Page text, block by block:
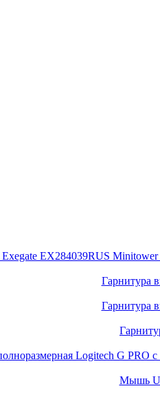
Exegate EX284039RUS
Гарнитура
Гарнитура
Logitech G PRO
Мышь